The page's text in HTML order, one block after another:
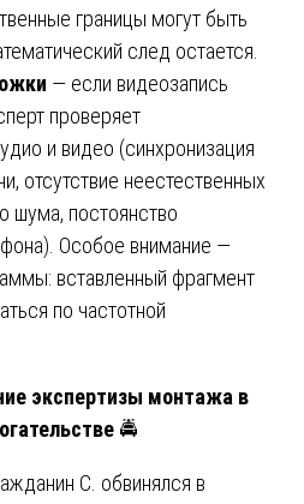
границы могут быть
след остается.
— если видеозапись
проверяет
и видео (синхронизация
отсутствие неестественных
шума, постоянство
Особое внимание —
вставленный фрагмент
по частотной
экспертизы монтажа в
🚔
С. обвинялся в